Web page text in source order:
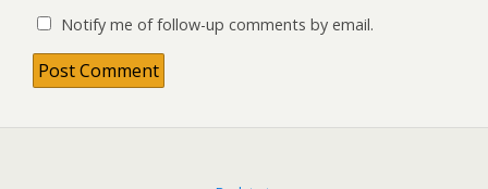
Notify me of follow-up comments by email.